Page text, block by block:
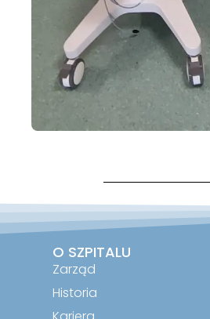
O SZPITALU
Zarząd
Historia